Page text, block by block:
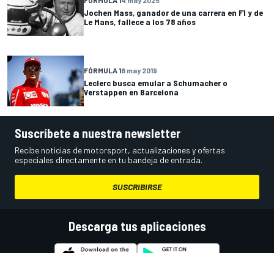
Jochen Mass, ganador de una carrera en F1 y de
Le Mans, fallece a los 78 años
FÓRMULA 18 may 2019
Leclerc busca emular a Schumacher o
Verstappen en Barcelona
Suscríbete a nuestra newsletter
Recibe noticias de motorsport, actualizaciones y ofertas
especiales directamente en tu bandeja de entrada.
SUSCRIBIRSE
Descarga tus aplicaciones